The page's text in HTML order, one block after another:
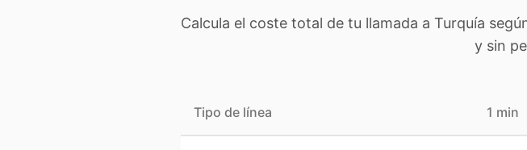
Calcula el coste total de tu llamada a Turquía
y sin
Tipo de línea 1 min